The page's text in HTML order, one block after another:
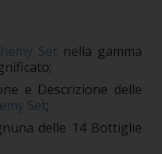
Set nella gamma
e Descrizione delle
Set;
delle 14 Bottiglie